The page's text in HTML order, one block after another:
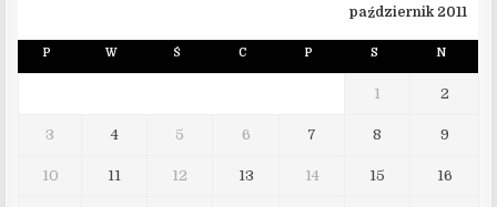
październik 2011
P W Ś C P S N
1 2
3 4 5 6 7 8 9
10 11 12 13 14 15 16